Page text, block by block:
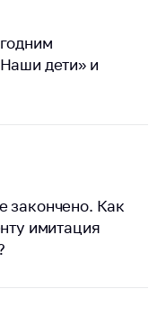
дети» и
закончено. Как
имитация